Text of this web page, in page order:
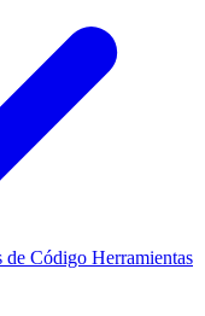
de Código Herramientas